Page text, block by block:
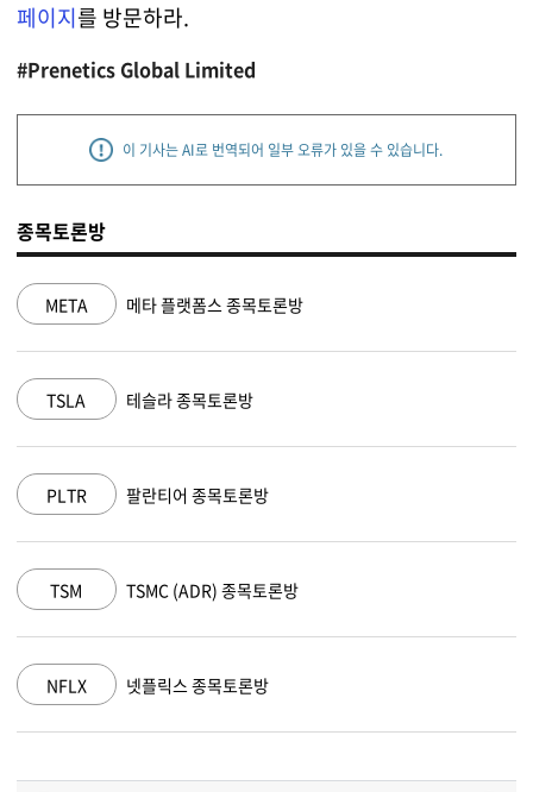
페이지를 방문하라.
#Prenetics Global Limited
이 기사는 AI로 번역되어 일부 오류가 있을 수 있습니다.
종목토론방
NVDA 엔비디아 종목토론방
MSFT 마이크로소프트 종목토론방
AAPL 애플 종목토론방
AMZN 아마존 닷컴 종목토론방
GOOGL 알파벳 A 종목토론방